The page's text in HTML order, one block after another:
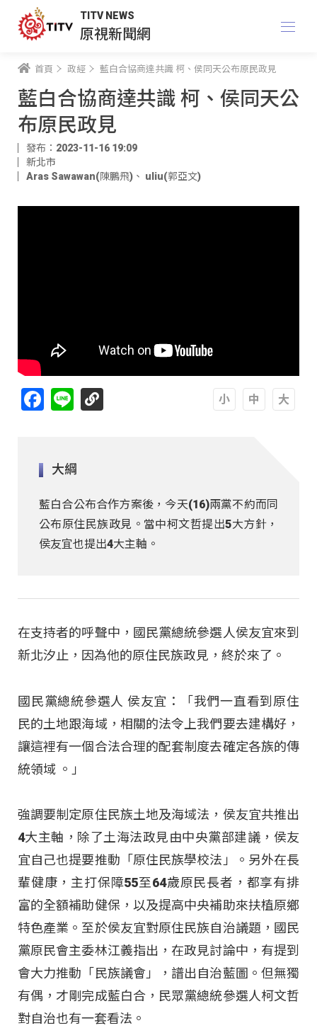
TITV NEWS
原視新聞網
首頁 政經 藍白合協商達共識 柯、侯同天公布原民政見
藍白合協商達共識 柯、侯同天公
布原民政見
發布：2023-11-16 19:09
新北市
Aras Sawawan(陳鵬飛) 、 uliu(郭亞文)
Facebook
Line
大綱
藍白合公布合作方案後，今天(16)兩黨不約而同
公布原住民族政見。當中柯文哲提出5大方針，
侯友宜也提出4大主軸。
在支持者的呼聲中，國民黨總統參選人侯友宜來到
新北汐止，因為他的原住民族政見，終於來了。
國民黨總統參選人 侯友宜：「我們一直看到原住
民的土地跟海域，相關的法令上我們要去建構好，
讓這裡有一個合法合理的配套制度去確定各族的傳
統領域 。」
強調要制定原住民族土地及海域法，侯友宜共推出
4大主軸，除了土海法政見由中央黨部建議，侯友
宜自己也提要推動「原住民族學校法」。另外在長
輩健康，主打保障55至64歲原民長者，都享有排
富的全額補助健保，以及提高中央補助來扶植原鄉
特色產業。至於侯友宜對原住民族自治議題，國民
黨原民會主委林江義指出，在政見討論中，有提到
會大力推動「民族議會」，譜出自治藍圖。但無獨
有偶，才剛完成藍白合，民眾黨總統參選人柯文哲
對自治也有一套看法。